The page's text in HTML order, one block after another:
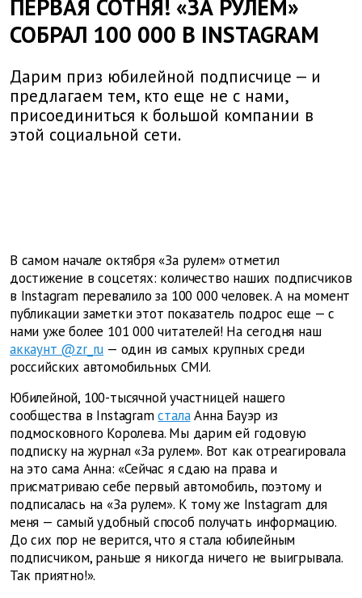
ПЕРВАЯ СОТНЯ! «ЗА РУЛЕМ»
СОБРАЛ 100 000 В INSTAGRAM
Дарим приз юбилейной подписчице — и
предлагаем тем, кто еще не с нами,
присоединиться к большой компании в
этой социальной сети.
В самом начале октября «За рулем» отметил
достижение в соцсетях: количество наших подписчиков
в Instagram перевалило за 100 000 человек. А на момент
публикации заметки этот показатель подрос еще — с
нами уже более 101 000 читателей! На сегодня наш
аккаунт @zr_ru — один из самых крупных среди
российских автомобильных СМИ.
Юбилейной, 100-тысячной участницей нашего
сообщества в Instagram сталаАнна Бауэр из
подмосковного Королева. Мы дарим ей годовую
подписку на журнал «За рулем». Вот как отреагировала
на это сама Анна: «Сейчас я сдаю на права и
присматриваю себе первый автомобиль, поэтому и
подписалась на «За рулем». К тому же Instagram для
меня — самый удобный способ получать информацию.
До сих пор не верится, что я стала юбилейным
подписчиком, раньше я никогда ничего не выигрывала.
Так приятно!».